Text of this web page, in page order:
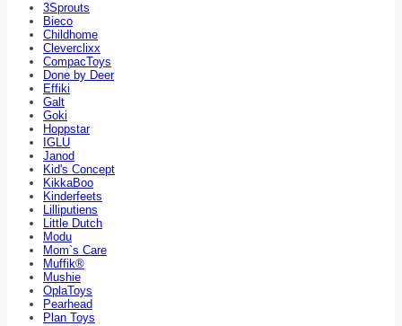
3Sprouts
Bieco
Childhome
Cleverclixx
CompacToys
Done by Deer
Effiki
Galt
Goki
Hoppstar
IGLU
Janod
Kid's Concept
KikkaBoo
Kinderfeets
Lilliputiens
Little Dutch
Modu
Mom`s Care
Muffik®
Mushie
OplaToys
Pearhead
Plan Toys